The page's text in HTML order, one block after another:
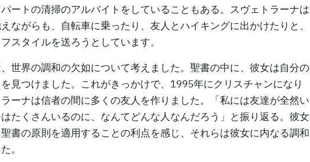
ートの清掃のアルバイトをしていることもある。スヴェトラーナは
ながらも、自転車に乗ったり、友人とハイキングに出かけたりと、
スタイルを送ろうとしています。
世界の調和の欠如について考えました。聖書の中に、彼女は自分の
見つけました。これがきっかけで、1995年にクリスチャンになり
ーナは信者の間に多くの友人を作りました。「私には友達が全然い
たくさんいるのに、なんてどんな人なんだろう」と振り返る。彼女
書の原則を適用することの利点を感じ、それらは彼女に内なる調和
。